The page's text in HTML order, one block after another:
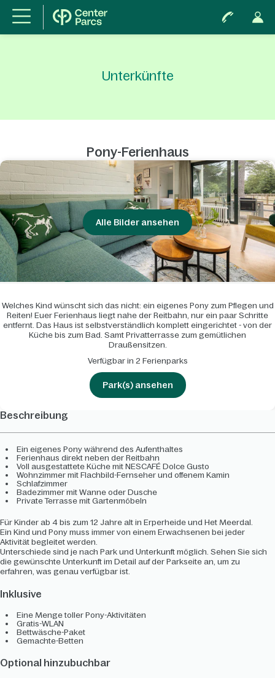
Unterkünfte
Pony-Ferienhaus
Welches Kind wünscht sich das nicht: ein eigenes Pony zum Pflegen und
Reiten! Euer Ferienhaus liegt nahe der Reitbahn, nur ein paar Schritte
entfernt. Das Haus ist selbstverständlich komplett eingerichtet - von der
Küche bis zum Bad. Samt Privatterrasse zum gemütlichen
Draußensitzen.
Verfügbar in 2 Ferienparks
Park(s) ansehen
Alle Bilder ansehen
Beschreibung
Ein eigenes Pony während des Aufenthaltes
Ferienhaus direkt neben der Reitbahn
Voll ausgestattete Küche mit NESCAFÉ Dolce Gusto
Wohnzimmer mit Flachbild-Fernseher und offenem Kamin
Schlafzimmer
Badezimmer mit Wanne oder Dusche
Private Terrasse mit Gartenmöbeln
Für Kinder ab 4 bis zum 12 Jahre alt in Erperheide und Het Meerdal.
Ein Kind und Pony muss immer von einem Erwachsenen bei jeder
Aktivität begleitet werden.
Unterschiede sind je nach Park und Unterkunft möglich. Sehen Sie sich
die gewünschte Unterkunft im Detail auf der Parkseite an, um zu
erfahren, was genau verfügbar ist.
Inklusive
Eine Menge toller Pony-Aktivitäten
Gratis-WLAN
Bettwäsche-Paket
Gemachte-Betten
Optional hinzubuchbar